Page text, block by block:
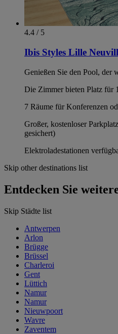
4.4 / 5
Ibis Styles Lille
Genießen Sie den Pool, der
Die Zimmer bieten Platz für
7 Räume für Konferenzen
Großer, kostenloser
gesichert)
Elektroladestationen
Skip other destinations list
Entdecken Sie
Skip Städte list
Antwerpen
Arlon
Brügge
Brüssel
Charleroi
Gent
Lüttich
Namur
Namur
Nieuwpoort
Wavre
Zaventem